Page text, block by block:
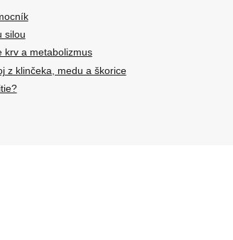
silou
krv a metabolizmus
z klinčeka, medu a škorice